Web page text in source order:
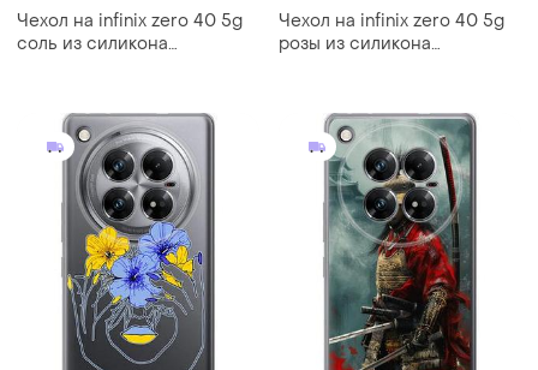
Чехол на infinix zero 40 5g
соль из силикона
Чехол на infinix zero 40 5g
розы из силикона